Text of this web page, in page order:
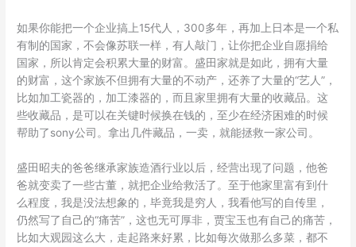
如果你能把一个企业搞上15代人，300多年，再加上日本是一个私
有制的国家，不会像苏联一样，有人敲门，让你把企业自愿捐给
国家，所以肯定会积累大量的财富。盛田家就是如此，拥有大量
的财富，这个家族不但拥有大量的不动产，还养了大量的“艺人”，
比如加工瓷器的，加工漆器的，而且家里拥有大量的收藏品。这
些收藏品，是可以在关键时候换在钱的，至少在经济困难的时候
帮助了sony公司。拿出几件藏品，一卖，就能拯救一家公司。
盛田昭夫的爸爸继承家族造酒行业以后，经营出现了问题，他爸
爸就变卖了一些古董，就把企业给救活了。至于他家里富有到什
么程度，我是没法想象的，毕竟我是穷人，我看他写的自传里，
仍然写了自己的“痛苦”，这也无可厚非，贾宝玉也有自己的痛苦，
比如大观园这么大，走起路来好累，比如每次做那么多菜，都不